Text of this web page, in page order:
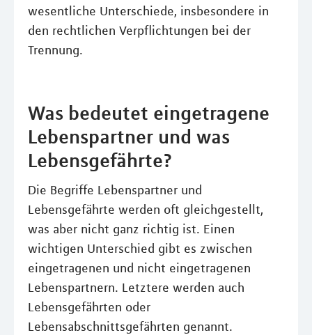
wesentliche Unterschiede, insbesondere in
den rechtlichen Verpflichtungen bei der
Trennung.
Was bedeutet eingetragene
Lebenspartner und was
Lebensgefährte?
Die Begriffe Lebenspartner und
Lebensgefährte werden oft gleichgestellt,
was aber nicht ganz richtig ist. Einen
wichtigen Unterschied gibt es zwischen
eingetragenen und nicht eingetragenen
Lebenspartnern. Letztere werden auch
Lebensgefährten oder
Lebensabschnittsgefährten genannt.